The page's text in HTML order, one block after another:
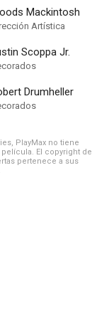
Mackintosh
Artística
Scoppa Jr.
Drumheller
PlayMax no tiene
El copyright de
pertenece a sus